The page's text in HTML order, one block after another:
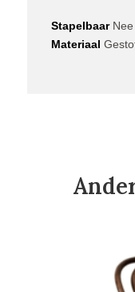
StapelbaarNee
Materiaal